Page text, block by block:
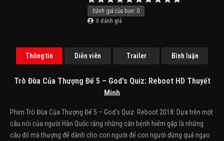
Đánh giá của bạn: 0
0 đánh giá
Thông tin Diễn viên Trailer Bình luận
Trò Đùa Của Thượng Đế 5 – God's Quiz: Reboot HD Thuyết
Minh
Phim Trò Đùa Của Thượng Đế 5 – God’s Quiz: Reboot 2018: Dựa trên một
câu nói của người Hàn Quốc rằng những căn bệnh hiếm gặp là những
câu đố mà thượng đế dành cho con người để con người đừng quá ngạo